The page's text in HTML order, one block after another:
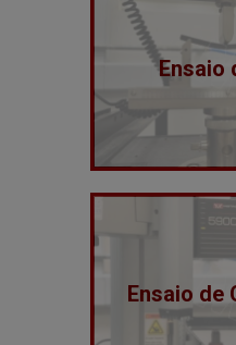
Ensaio
Ensaio de